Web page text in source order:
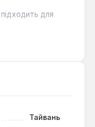
для
Тайвань